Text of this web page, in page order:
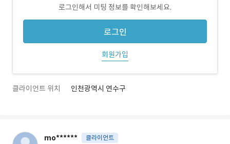
로그인해서 미팅 정보를 확인해보세요.
로그인
회원가입
클라이언트 위치 인천광역시 연수구
mo****** 클라이언트